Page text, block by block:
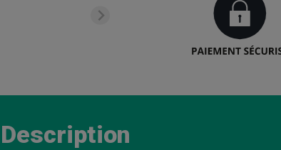
Description